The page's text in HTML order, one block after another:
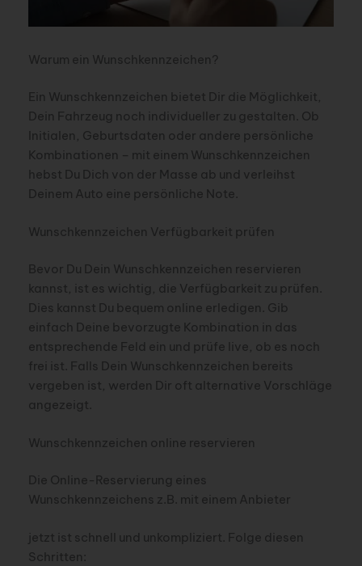
Warum ein Wunschkennzeichen?
Ein Wunschkennzeichen bietet Dir die Möglichkeit,
Dein Fahrzeug noch individueller zu gestalten. Ob
Initialen, Geburtsdaten oder andere persönliche
Kombinationen – mit einem Wunschkennzeichen
hebst Du Dich von der Masse ab und verleihst
Deinem Auto eine persönliche Note.
Wunschkennzeichen Verfügbarkeit prüfen
Bevor Du Dein Wunschkennzeichen reservieren
kannst, ist es wichtig, die Verfügbarkeit zu prüfen.
Dies kannst Du bequem online erledigen. Gib
einfach Deine bevorzugte Kombination in das
entsprechende Feld ein und prüfe live, ob es noch
frei ist. Falls Dein Wunschkennzeichen bereits
vergeben ist, werden Dir oft alternative Vorschläge
angezeigt.
Wunschkennzeichen online reservieren
Die Online-Reservierung eines
Wunschkennzeichens z.B. mit einem Anbieter
jetzt ist schnell und unkompliziert. Folge diesen
Schritten: